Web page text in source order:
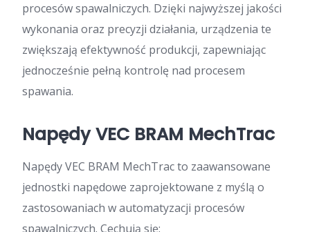
procesów spawalniczych. Dzięki najwyższej jakości
wykonania oraz precyzji działania, urządzenia te
zwiększają efektywność produkcji, zapewniając
jednocześnie pełną kontrolę nad procesem
spawania.
Napędy VEC BRAM MechTrac
Napędy VEC BRAM MechTrac to zaawansowane
jednostki napędowe zaprojektowane z myślą o
zastosowaniach w automatyzacji procesów
spawalniczych. Cechują się: